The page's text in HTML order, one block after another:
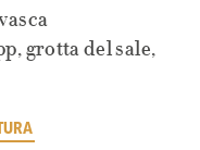
grotta del sale,